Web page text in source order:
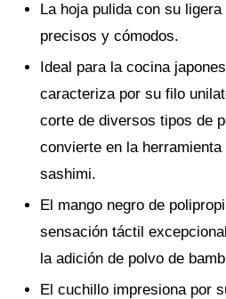
La hoja pulida con su
precisos y cómodos.
Ideal para la cocina
caracteriza por su filo
corte de diversos tipos de
convierte en la
sashimi.
El mango negro de
sensación táctil
la adición de polvo de
El cuchillo impresiona por